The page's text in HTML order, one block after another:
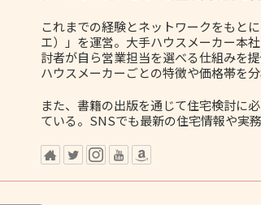
これまでの経験とネットワークをもと
エ）」を運営。大手ハウスメーカー本
討者が自ら営業担当を選べる仕組みを
ハウスメーカーごとの特徴や価格帯を分
また、書籍の出版を通じて住宅検討に
ている。SNSでも最新の住宅情報や実